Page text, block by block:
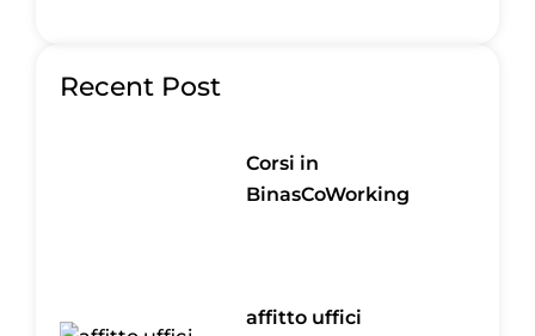
Recent Post
Corsi in
BinasCoWorking
affitto uffici